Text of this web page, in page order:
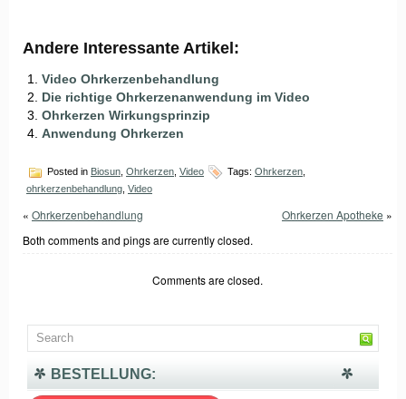
Andere Interessante Artikel:
Video Ohrkerzenbehandlung
Die richtige Ohrkerzenanwendung im Video
Ohrkerzen Wirkungsprinzip
Anwendung Ohrkerzen
Posted in Biosun Ohrkerzen Video Tags: Ohrkerzen
ohrkerzenbehandlung Video
« Ohrkerzenbehandlung Ohrkerzen Apotheke »
Both comments and pings are currently closed.
Comments are closed.
BESTELLUNG: